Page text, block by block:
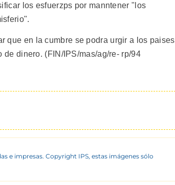
los esfuerzps por manntener "los
que en la cumbre se podra urgir a los paises
dinero. (FIN/IPS/mas/ag/re- rp/94
e impresas. Copyright IPS, estas imágenes sólo